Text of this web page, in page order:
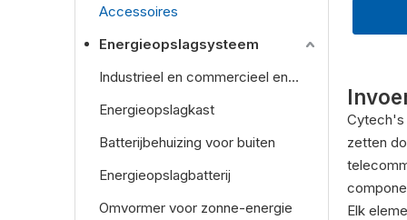
Accessoires
Energieopslagsysteem
Industrieel en commercieel energieopslagsysteem
Energieopslagkast
Batterijbehuizing voor buiten
Energieopslagbatterij
Omvormer voor zonne-energie
zetten
Elk